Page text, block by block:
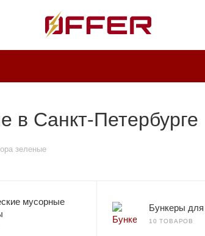
в Санкт-Петербурге
зеленые
мусорные
Бункеры
10 ТОВАРОВ